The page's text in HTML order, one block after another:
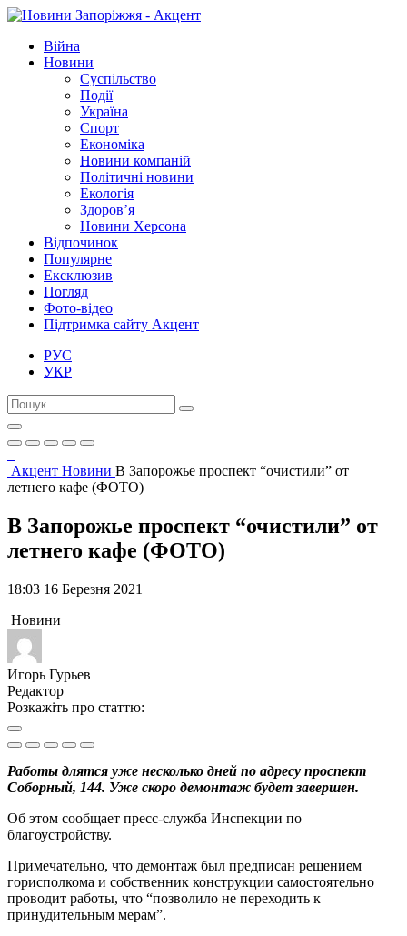
Війна
Новини
Суспільство
Події
Україна
Спорт
Економіка
Новини компаній
Політичні новини
Екологія
Здоров’я
Новини Херсона
Відпочинок
Популярне
Ексклюзив
Погляд
Фото-відео
Підтримка сайту Акцент
РУС
УКР
Акцент Новини В Запорожье проспект “очистили” от
летнего кафе (ФОТО)
В Запорожье проспект “очистили” от
летнего кафе (ФОТО)
18:03 16 Березня 2021
Новини
Игорь Гурьев
Редактор
Розкажіть про статтю:
Работы длятся уже несколько дней по адресу проспект
Соборный, 144. Уже скоро демонтаж будет завершен.
Об этом сообщает пресс-служба Инспекции по
благоустройству.
Примечательно, что демонтаж был предписан решением
горисполкома и собственник конструкции самостоятельно
проводит работы, что “позволило не переходить к
принудительным мерам”.